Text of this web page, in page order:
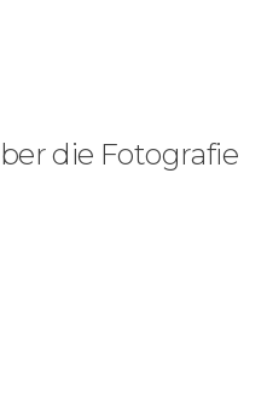
die Fotografie